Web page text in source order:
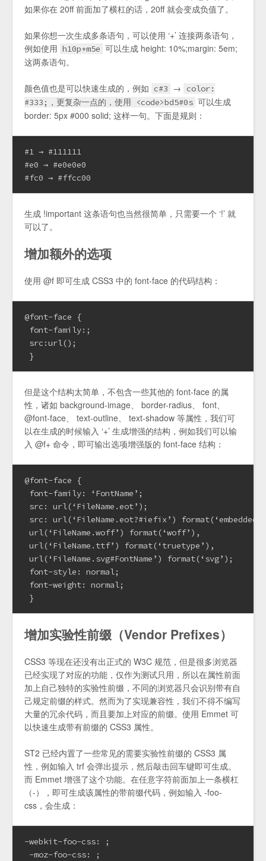
如果你在 20ff 前面加了横杠的话，20ff 就会变成负值了。
如果你想一次生成多条语句，可以使用 ‘+’ 连接两条语句，
例如使用 h10p+m5e 可以生成 height: 10%;margin: 5em;
这两条语句。
颜色值也是可以快速生成的，例如 c#3 → color:
#333;，更复杂一点的，使用 <code>bd5#0s 可以生成
border: 5px #000 solid; 这样一句。下面是规则：
#1 → #111111
#e0 → #e0e0e0
#fc0 → #ffcc00
生成 !important 这条语句也当然很简单，只需要一个 ‘!’ 就
可以了。
增加额外的选项
使用 @f 即可生成 CSS3 中的 font-face 的代码结构：
@font-face {
font-family:;
src:url();
}
但是这个结构太简单，不包含一些其他的 font-face 的属
性，诸如 background-image、 border-radius、 font、
@font-face、 text-outline、 text-shadow 等属性，我们可
以在生成的时候输入 ‘+’ 生成增强的结构，例如我们可以输
入 @f+ 命令，即可输出选项增强版的 font-face 结构：
@font-face {
font-family: ‘FontName’;
src: url(‘FileName.eot’);
src: url(‘FileName.eot?#iefix’) format(‘embedded-
url(‘FileName.woff’) format(‘woff’),
url(‘FileName.ttf’) format(‘truetype’),
url(‘FileName.svg#FontName’) format(‘svg’);
font-style: normal;
font-weight: normal;
}
增加实验性前缀（Vendor Prefixes）
CSS3 等现在还没有出正式的 W3C 规范，但是很多浏览器
已经实现了对应的功能，仅作为测试只用，所以在属性前面
加上自己独特的实验性前缀，不同的浏览器只会识别带有自
己规定前缀的样式。然而为了实现兼容性，我们不得不编写
大量的冗余代码，而且要加上对应的前缀。使用 Emmet 可
以快速生成带有前缀的 CSS3 属性。
ST2 已经内置了一些常见的需要实验性前缀的 CSS3 属
性，例如输入 trf 会弹出提示，然后敲击回车键即可生成。
而 Emmet 增强了这个功能。在任意字符前面加上一条横杠
（-），即可生成该属性的带前缀代码，例如输入 -foo-
css，会生成：
-webkit-foo-css: ;
-moz-foo-css: ;